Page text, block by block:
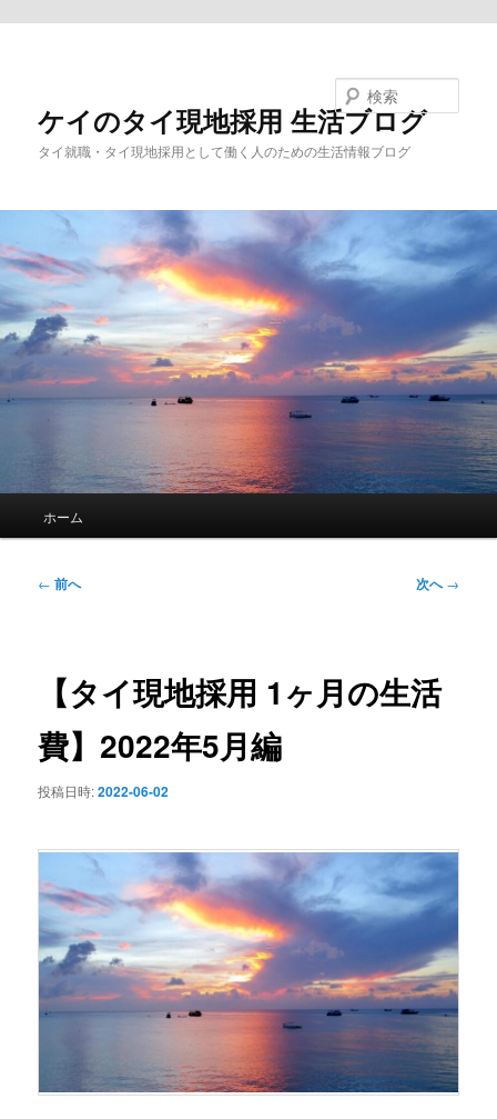
ケイのタイ現地採用 生活ブログ
タイ就職・タイ現地採用として働く人のための生活情報ブログ
ホーム
投
ョ
ン
← 前へ 次へ→
【タイ現地採用 1ヶ月の生活
費】2022年5月編
投稿日時:2022-06-02